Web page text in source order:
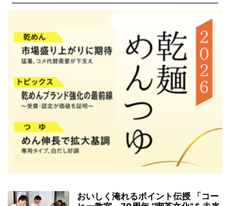
おいしく淹れるポイント伝授 「コー